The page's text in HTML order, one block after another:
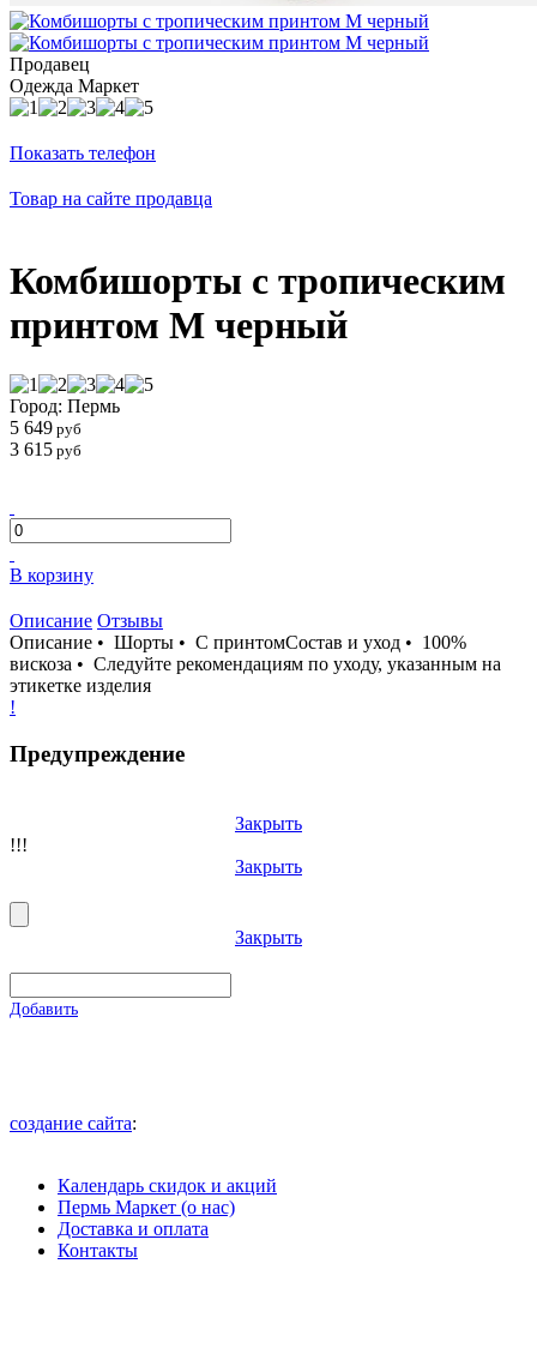
Продавец
Одежда Маркет
Показать телефон
Товар на сайте продавца
Комбишорты с тропическим
принтом M черный
Город: Пермь
5 649 руб
3 615 руб
В корзину
Описание Отзывы
Описание • Шорты • С принтомСостав и уход • 100%
вискоза • Следуйте рекомендациям по уходу, указанным на
этикетке изделия
!
Предупреждение
Закрыть
!!!
Закрыть
Закрыть
Добавить
создание сайта:
Календарь скидок и акций
Пермь Маркет (о нас)
Доставка и оплата
Контакты